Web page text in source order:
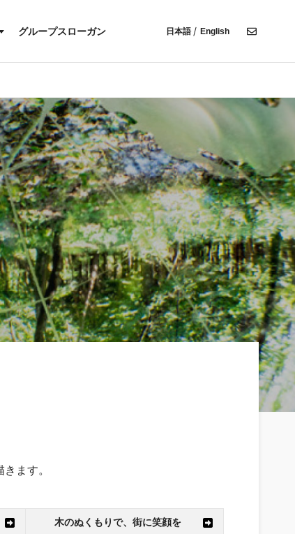
株主総会招集通知
IR関連情報
ディスクロージャー・ポリシー
グループスローガン 日本語 English
言に基づく情報開示
イアンス宣言決算説明資料
IR関連情報
ます。
木のぬくもりで、街に笑顔を